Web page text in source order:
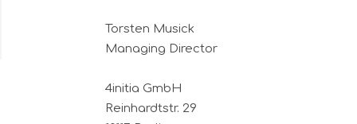
Torsten Musick
Managing Director
4initia GmbH
Reinhardtstr. 29